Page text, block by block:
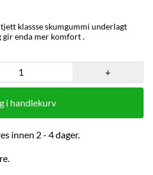
klassse skumgummi underlagt
gir enda mer komfort .
+
i handlekurv
innen 2 - 4 dager.